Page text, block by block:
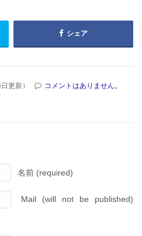
シェア
更新）
コメントはありません。
名前 (required)
Mail (will not be published)